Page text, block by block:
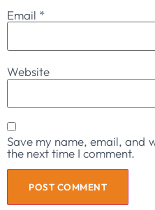
Email *
Website
Save my name, email, and
the next time I comment.